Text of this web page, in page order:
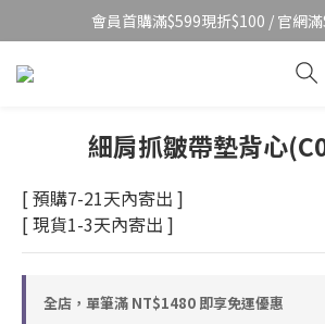
會員首購滿$599現折$100 / 官網
細肩抓皺帶墊背心
[ 預購7-21天內寄出 ]
[ 現貨1-3天內寄出 ]
全店，單筆滿 NT$1480 即享免運優惠